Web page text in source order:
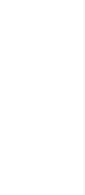
すくて可愛いで
思い購入しまし